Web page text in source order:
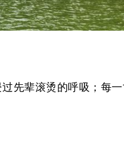
辈滚烫的呼吸；每